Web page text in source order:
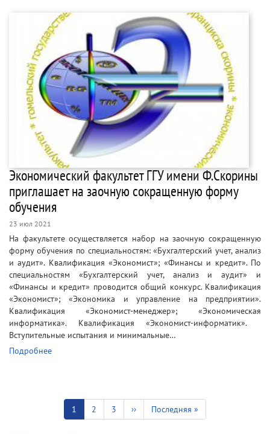
Экономический факультет ГГУ имени Ф.Скорины
приглашает на заочную сокращенную форму
обучения
23 июл 2021
На факультете осуществляется набор на заочную сокращенную
форму обучения по специальностям: «Бухгалтерский учет, анализ
и аудит». Квалификация «Экономист»; «Финансы и кредит». По
специальностям «Бухгалтерский учет, анализ и аудит» и
«Финансы и кредит» проводится общий конкурс. Квалификация
«Экономист»; «Экономика и управление на предприятии».
Квалификация «Экономист-менеджер»; «Экономическая
информатика». Квалификация «Экономист-информатик».
Вступительные испытания и минимальные…
Подробнее
Текущая
страница
1 Страница
2 Страница
3
Следующая
страница
››
Последняя
страница
Последняя »